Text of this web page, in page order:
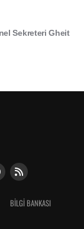
Sekreteri Gheit
BİLGİ BANKASI